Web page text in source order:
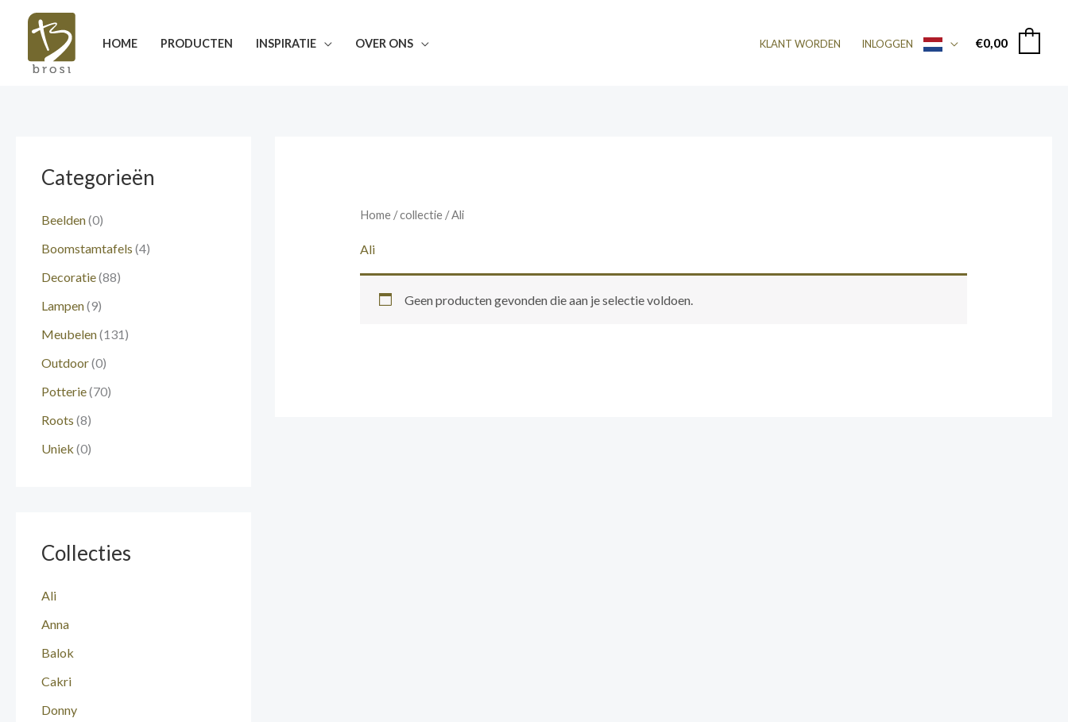
HOME PRODUCTEN INSPIRATIE OVER ONS KLANT WORDEN INLOGGEN €0,00
Categorieën
Beelden(0)
Boomstamtafels (4)
Decoratie(88)
Lampen(9)
Meubelen(131)
Outdoor(0)
Potterie(70)
Roots (8)
Uniek (0)
Collecties
Ali
Anna
Balok
Cakri
Donny
Home/ collectie / Ali
Ali
Geen producten gevonden die aan je selectie voldoen.